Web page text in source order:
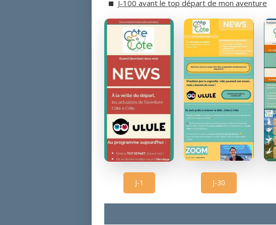
J-100 avant le top départ de mon aventure
J-1 J-30